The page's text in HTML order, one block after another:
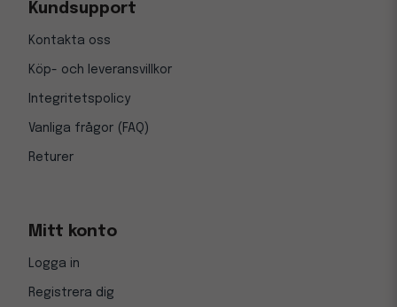
Kundsupport
Kontakta oss
Köp- och leveransvillkor
Integritetspolicy
Vanliga frågor (FAQ)
Returer
Mitt konto
Logga in
Registrera dig